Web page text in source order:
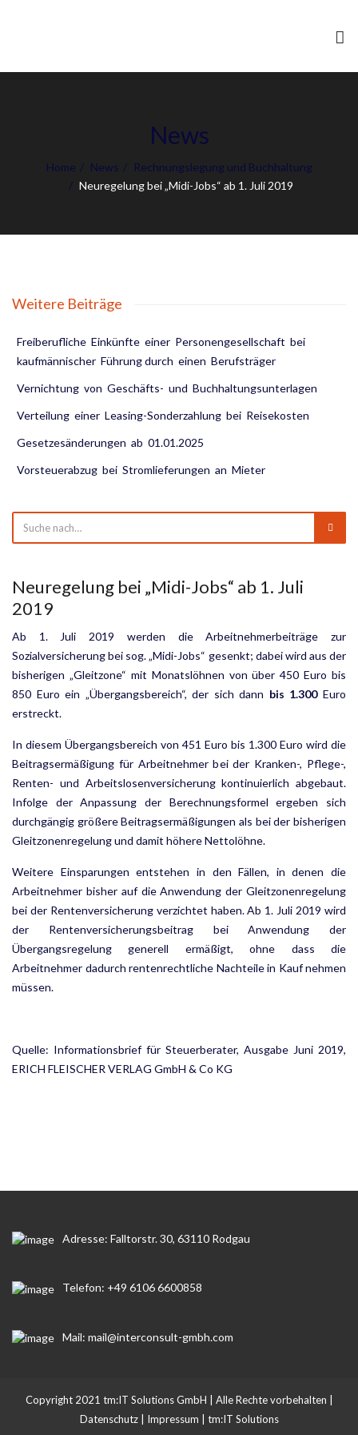
News
Home News
Rechnungslegung und Buchhaltung
Neuregelung bei „Midi-Jobs“ ab 1. Juli 2019
Weitere Beiträge
Freiberufliche Einkünfte einer Personengesellschaft bei
kaufmännischer Führung durch einen Berufsträger
Vernichtung von Geschäfts- und Buchhaltungsunterlagen
Verteilung einer Leasing-Sonderzahlung bei Reisekosten
Gesetzesänderungen ab 01.01.2025
Vorsteuerabzug bei Stromlieferungen an Mieter
Neuregelung bei „Midi-Jobs“ ab 1. Juli
2019
Ab 1. Juli 2019 werden die Arbeitnehmerbeiträge zur
Sozialversicherung bei sog. „Midi-Jobs“ gesenkt; dabei wird aus der
bisherigen „Gleitzone“ mit Monatslöhnen von über 450 Euro bis
850 Euro ein „Übergangs­bereich“, der sich dann bis 1.300Euro
erstreckt.
In diesem Übergangsbereich von 451 Euro bis 1.300 Euro wird die
Beitragsermäßigung für Arbeitnehmer bei der Kranken-, Pflege-,
Renten- und Arbeitslosenversicherung kontinuierlich abgebaut.
Infolge der An­passung der Berechnungsformel ergeben sich
durchgängig größere Beitragsermäßigungen als bei der bishe­rigen
Gleitzonenregelung und damit höhere Nettolöhne.
Weitere Einsparungen entstehen in den Fällen, in denen die
Arbeitnehmer bisher auf die Anwendung der Gleitzonenregelung
bei der Rentenversicherung verzichtet haben. Ab 1. Juli 2019 wird
der Rentenversiche­rungsbeitrag bei Anwendung der
Übergangsregelung generell ermäßigt, ohne dass die
Arbeitnehmer dadurch rentenrechtliche Nachteile in Kauf nehmen
müssen.
Quelle: Informationsbrief für Steuerberater, Ausgabe Juni 2019,
ERICH FLEISCHER VERLAG GmbH & Co KG
Adresse: Falltorstr. 30, 63110 Rodgau
Telefon: +49 6106 6600858
Mail: mail@interconsult-gmbh.com
Copyright 2021 tm:IT Solutions GmbH | Alle Rechte vorbehalten |
Datenschutz| Impressum tm:IT Solutions